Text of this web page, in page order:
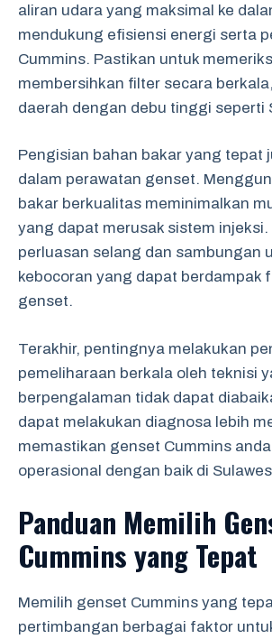
aliran udara yang maksimal ke
mendukung efisiensi energi serta
Cummins. Pastikan untuk
membersihkan filter secara
daerah dengan debu tinggi seperti
Pengisian bahan bakar yang tepat
dalam perawatan genset.
bakar berkualitas meminimalkan
yang dapat merusak sistem injeksi.
perluasan selang dan sambungan
kebocoran yang dapat berdampak
genset.
Terakhir, pentingnya melakukan
pemeliharaan berkala oleh teknisi
berpengalaman tidak dapat
dapat melakukan diagnosa lebih
memastikan genset Cummins
operasional dengan baik di
Panduan Memilih
Cummins yang Tepat
Memilih genset Cummins yang
pertimbangan berbagai faktor